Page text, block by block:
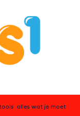
alles wat je moet